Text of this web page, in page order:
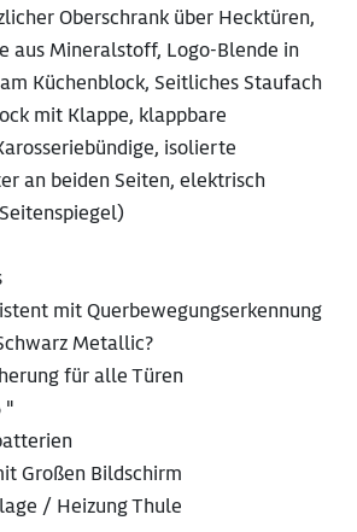
Oberschrank über Hecktüren,
aus Mineralstoff, Logo-Blende in
Küchenblock, Seitliches Staufach
mit Klappe, klappbare
isolierte
an beiden Seiten, elektrisch
mit Querbewegungserkennung
Metallic?
für alle Türen
"
Großen Bildschirm
/ Heizung Thule